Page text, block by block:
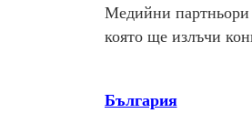
Медийни партньори
която ще излъчи
България